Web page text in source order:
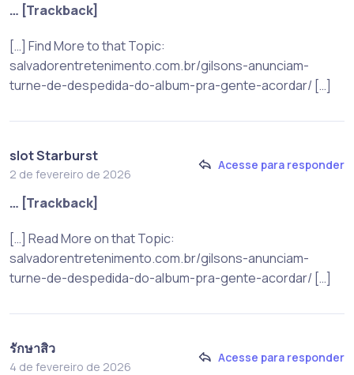
… [Trackback]
[…] Find More to that Topic:
salvadorentretenimento.com.br/gilsons-anunciam-
turne-de-despedida-do-album-pra-gente-acordar/ […]
slot Starburst
2 de fevereiro de 2026
Acesse para responder
… [Trackback]
[…] Read More on that Topic:
salvadorentretenimento.com.br/gilsons-anunciam-
turne-de-despedida-do-album-pra-gente-acordar/ […]
รักษาสิว
4 de fevereiro de 2026
Acesse para responder